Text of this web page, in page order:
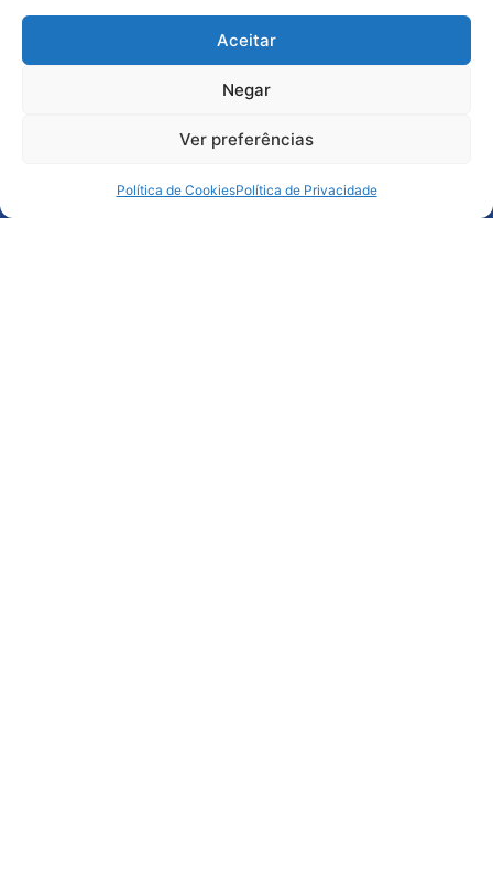
Aceitar
Negar
Ver preferências
Política de CookiesPolítica de Privacidade